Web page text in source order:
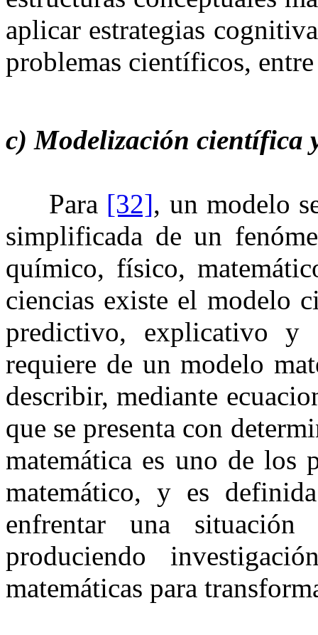
aplicar estrategias
problemas científicos,
c) Modelización científica
Para [32]⁠, un modelo
simplificada de un
químico, físico,
ciencias existe el modelo
predictivo, explicativo y
requiere de un modelo
describir, mediante
que se presenta con
matemática es uno de los
matemático, y es
enfrentar una situación
produciendo
matemáticas para